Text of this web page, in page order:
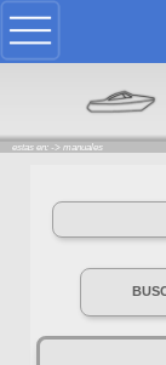
estas en: -> manuales